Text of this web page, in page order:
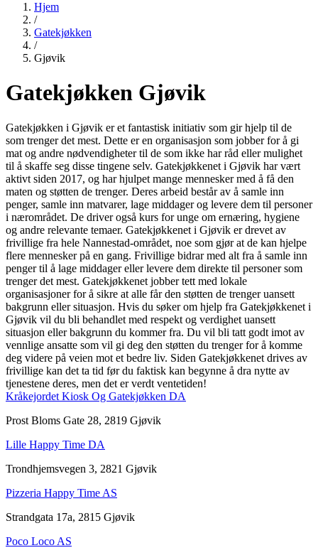
Hjem
/
Gatekjøkken
/
Gjøvik
Gatekjøkken Gjøvik
Gatekjøkken i Gjøvik er et fantastisk initiativ som gir hjelp til de
som trenger det mest. Dette er en organisasjon som jobber for å gi
mat og andre nødvendigheter til de som ikke har råd eller mulighet
til å skaffe seg disse tingene selv. Gatekjøkkenet i Gjøvik har vært
aktivt siden 2017, og har hjulpet mange mennesker med å få den
maten og støtten de trenger. Deres arbeid består av å samle inn
penger, samle inn matvarer, lage middager og levere dem til personer
i nærområdet. De driver også kurs for unge om ernæring, hygiene
og andre relevante temaer. Gatekjøkkenet i Gjøvik er drevet av
frivillige fra hele Nannestad-området, noe som gjør at de kan hjelpe
flere mennesker på en gang. Frivillige bidrar med alt fra å samle inn
penger til å lage middager eller levere dem direkte til personer som
trenger det mest. Gatekjøkkenet jobber tett med lokale
organisasjoner for å sikre at alle får den støtten de trenger uansett
bakgrunn eller situasjon. Hvis du søker om hjelp fra Gatekjøkkenet i
Gjøvik vil du bli behandlet med respekt og verdighet uansett
situasjon eller bakgrunn du kommer fra. Du vil bli tatt godt imot av
vennlige ansatte som vil gi deg den støtten du trenger for å komme
deg videre på veien mot et bedre liv. Siden Gatekjøkkenet drives av
frivillige kan det ta tid før du faktisk kan begynne å dra nytte av
tjenestene deres, men det er verdt ventetiden!
Kråkejordet Kiosk Og Gatekjøkken DA
Prost Bloms Gate 28, 2819 Gjøvik
Lille Happy Time DA
Trondhjemsvegen 3, 2821 Gjøvik
Pizzeria Happy Time AS
Strandgata 17a, 2815 Gjøvik
Poco Loco AS